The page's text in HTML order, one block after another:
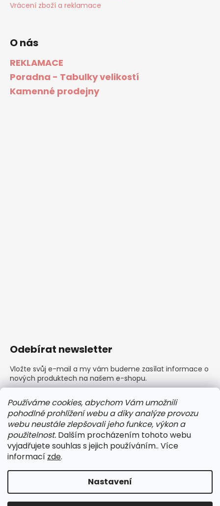
Používáme cookies, abychom Vám umožnili
pohodlné prohlížení webu a díky analýze provozu
webu neustále zlepšovali jeho funkce, výkon a
použitelnost. Dalším procházením tohoto webu
vyjadřujete souhlas s jejich používáním.. Více
informací zde.
Nastavení
Vrácení zboží a reklamace
O nás
REKLAMACE
Poradna - Tabulky velikostí
Kamenné prodejny
Odebírat newsletter
Vložte svůj e-mail a my vám budeme zasílat informace o
nových produktech na našem e-shopu.
Vložením e-mailu souhlasíte spodmínkami ochrany
osobních údajů
PŘIHLÁSIT SE
Copyright 2026BARLEY dámské a pánské prádlo.